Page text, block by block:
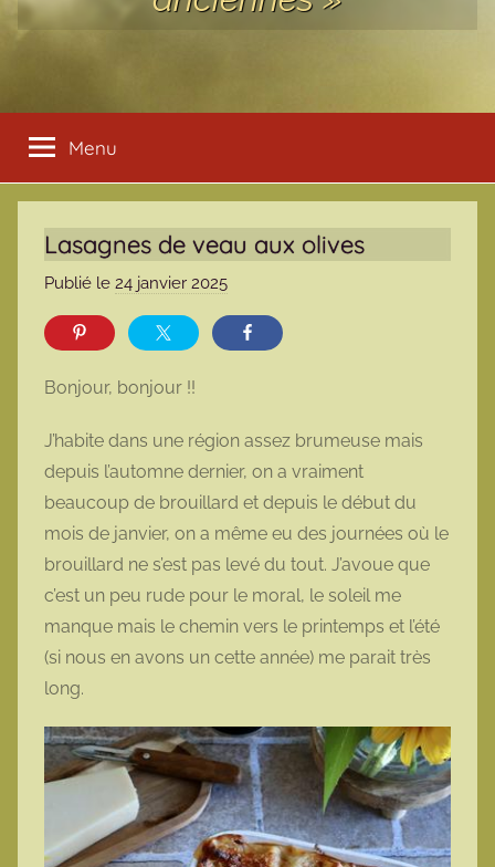
Menu
Lasagnes de veau aux olives
Publié le 24 janvier 2025
a
o
t
t
e
Bonjour, bonjour !!
J’habite dans une région assez brumeuse mais
depuis l’automne dernier, on a vraiment
beaucoup de brouillard et depuis le début du
mois de janvier, on a même eu des journées où le
brouillard ne s’est pas levé du tout. J’avoue que
c’est un peu rude pour le moral, le soleil me
manque mais le chemin vers le printemps et l’été
(si nous en avons un cette année) me parait très
long.